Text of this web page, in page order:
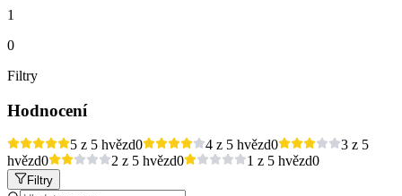
1
0
Filtry
Hodnocení
5 z 5 hvězd0 4 z 5 hvězd0
3 z 5
hvězd0 2 z 5 hvězd0 1 z 5 hvězd0
Filtry